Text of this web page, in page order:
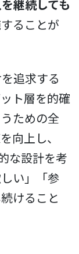
継続しても
ることが
追求する
ト層を的確
ための全
向上し、
な設計を考
い」「参
けること